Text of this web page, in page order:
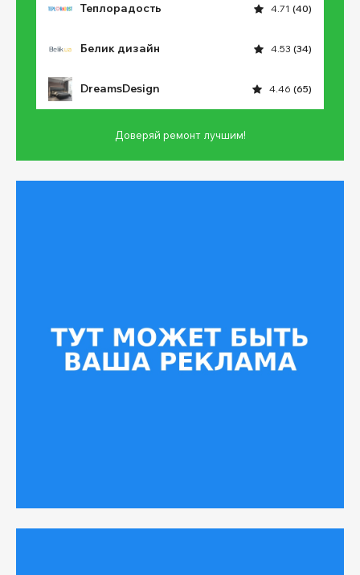
Теплорадость 4.71 (40)
Белик дизайн 4.53 (34)
DreamsDesign 4.46 (65)
Доверяй ремонт лучшим!